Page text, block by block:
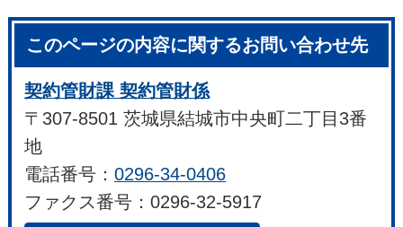
このページの内容に関するお問い合わせ先
契約管財課 契約管財係
〒307-8501 茨城県結城市中央町二丁目3番
地
電話番号：0296-34-0406
ファクス番号：0296-32-5917